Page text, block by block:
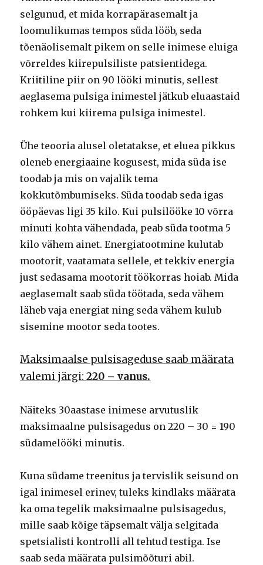
selgunud, et mida korrapärasemalt ja
loomulikumas tempos süda lööb, seda
tõenäolisemalt pikem on selle inimese eluiga
võrreldes kiirepulsiliste patsientidega.
Kriitiline piir on 90 lööki minutis, sellest
aeglasema pulsiga inimestel jätkub eluaastaid
rohkem kui kiirema pulsiga inimestel.
Ühe teooria alusel oletatakse, et eluea pikkus
oleneb energiaaine kogusest, mida süda ise
toodab ja mis on vajalik tema
kokkutõmbumiseks. Süda toodab seda igas
ööpäevas ligi 35 kilo. Kui pulsilööke 10 võrra
minuti kohta vähendada, peab süda tootma 5
kilo vähem ainet. Energiatootmine kulutab
mootorit, vaatamata sellele, et tekkiv energia
just sedasama mootorit töökorras hoiab. Mida
aeglasemalt saab süda töötada, seda vähem
läheb vaja energiat ning seda vähem kulub
sisemine mootor seda tootes.
Maksimaalse pulsisageduse saab määrata
valemi järgi:220 – vanus.
Näiteks 30aastase inimese arvutuslik
maksimaalne pulsisagedus on 220 – 30 = 190
südamelööki minutis.
Kuna südame treenitus ja tervislik seisund on
igal inimesel erinev, tuleks kindlaks määrata
ka oma tegelik maksimaalne pulsisagedus,
mille saab kõige täpsemalt välja selgitada
spetsialisti kontrolli all tehtud testiga. Ise
saab seda määrata pulsimõõturi abil.